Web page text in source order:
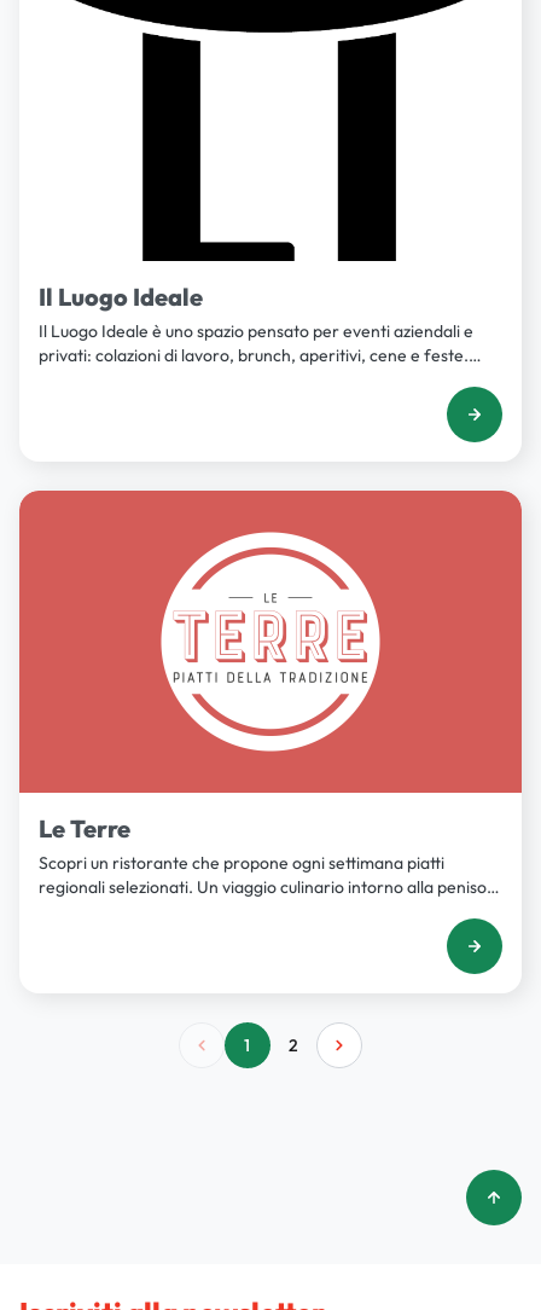
Il Luogo Ideale
Il Luogo Ideale è uno spazio pensato per eventi aziendali e
privati: colazioni di lavoro, brunch, aperitivi, cene e feste.
Le Terre
Scopri un ristorante che propone ogni settimana piatti
regionali selezionati. Un viaggio culinario intorno alla penisola
1 2